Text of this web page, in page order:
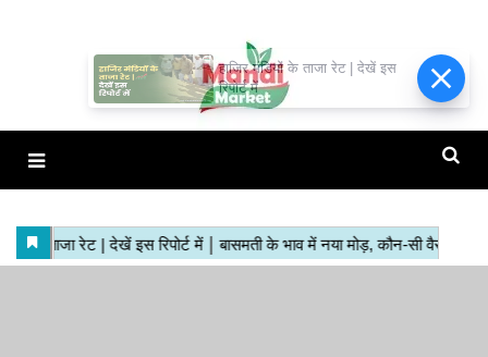
हाजिर मंडियों के ताजा रेट | देखें इस
रिपोर्ट में